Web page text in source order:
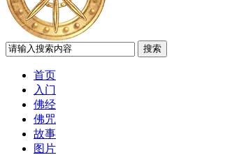
搜索
首页
入门
佛经
佛咒
故事
图片